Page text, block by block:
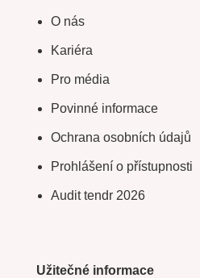
O nás
Kariéra
Pro média
Povinné informace
Ochrana osobních údajů
Prohlášení o přístupnosti
Audit tendr 2026
Užitečné informace